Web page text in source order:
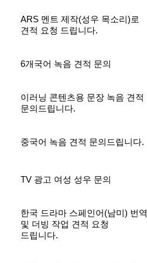
ARS 멘트 제작(성우 목소리)로
견적 요청 드립니다.
6개국어 녹음 견적 문의
이러닝 콘텐츠용 문장 녹음 견적
문의드립니다.
중국어 녹음 견적 문의드립니다.
TV 광고 여성 성우 문의
한국 드라마 스페인어(남미) 번역
및 더빙 작업 견적 요청
드립니다.